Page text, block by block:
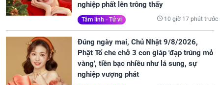
nghiệp phất lên trông thấy
Tâm linh - Tử vi 10 giờ 17 phút trước
Đúng ngày mai, Chủ Nhật 9/8/2026,
Phật Tổ che chở 3 con giáp 'đạp trúng mỏ
vàng', tiền bạc nhiều như lá sung, sự
nghiệp vượng phát